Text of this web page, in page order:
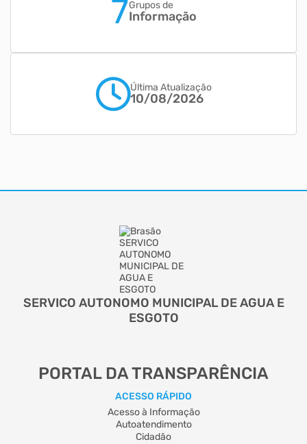
7Grupos de
Informação
Última Atualização
10/08/2026
SERVICO AUTONOMO MUNICIPAL DE AGUA E
ESGOTO
PORTAL DA TRANSPARÊNCIA
ACESSO RÁPIDO
Acesso à Informação
Autoatendimento
Cidadão